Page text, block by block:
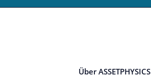
Über ASSETPHYSICS